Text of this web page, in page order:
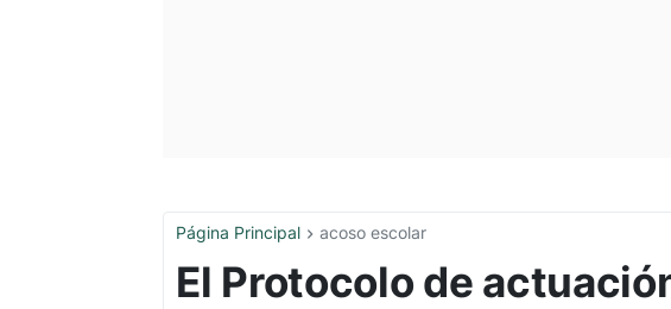
Página Principal acoso escolar
El Protocolo de